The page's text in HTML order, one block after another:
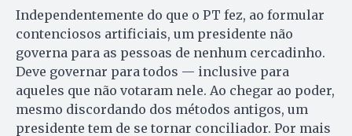
Independentemente do que o PT fez, ao formular
contenciosos artificiais, um presidente não
governa para as pessoas de nenhum cercadinho.
Deve governar para todos — inclusive para
aqueles que não votaram nele. Ao chegar ao poder,
mesmo discordando dos métodos antigos, um
presidente tem de se tornar conciliador. Por mais